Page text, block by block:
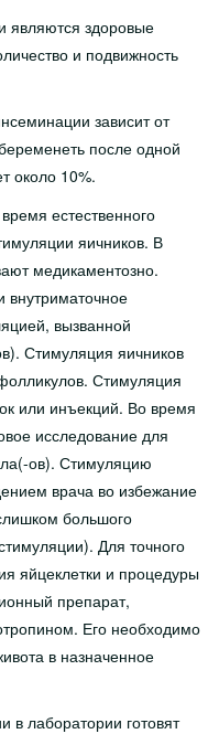
являются здоровые
и подвижность
зависит от
после одной
около 10%.
естественного
яичников. В
медикаментозно.
внутриматочное
вызванной
Стимуляция яичников
Стимуляция
или инъекций. Во время
исследование для
ов). Стимуляцию
врача во избежание
большого
Для точного
яйцеклетки и процедуры
препарат,
Его необходимо
в назначенное
в лаборатории готовят